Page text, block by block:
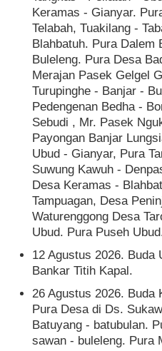
Keramas - Gianyar.
Telabah, Tuakilang -
Blahbatuh. Pura Dalem
Buleleng. Pura Desa
Merajan Pasek Gelgel
Turupinghe - Banjar -
Pedengenan Bedha -
Sebudi , Mr. Pasek
Payongan Banjar
Ubud - Gianyar, Pura
Suwung Kawuh -
Desa Keramas -
Tampuagan, Desa
Waturenggong Desa
Ubud. Pura Puseh
12 Agustus 2026. Buda
Bankar Titih Kapal.
26 Agustus 2026. Buda
Pura Desa di Ds.
Batuyang - batubulan.
sawan - buleleng. Pura